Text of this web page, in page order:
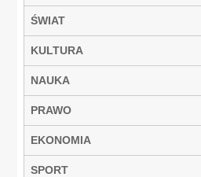
ŚWIAT
KULTURA
NAUKA
PRAWO
EKONOMIA
SPORT